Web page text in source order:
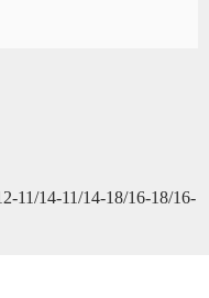
11/14-11/14-18/16-18/16-